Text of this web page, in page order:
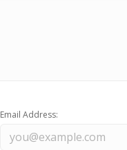
Email Address: